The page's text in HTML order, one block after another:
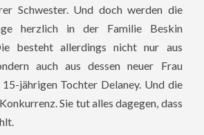
Schwester. Und doch werden die
herzlich in der Familie Beskin
besteht allerdings nicht nur aus
auch aus dessen neuer Frau
jährigen Tochter Delaney. Und die
Sie tut alles dagegen, dass